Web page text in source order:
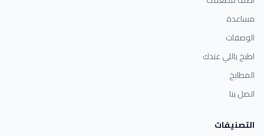
مساعدة
الوصفات
اطبخ باللي عندك
المطابخ
اتصل بنا
التصنيفات